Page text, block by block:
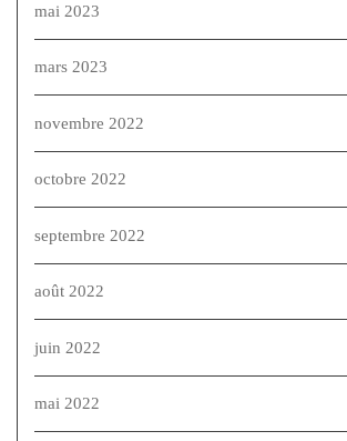
mai 2023
mars 2023
novembre 2022
octobre 2022
septembre 2022
août 2022
juin 2022
mai 2022